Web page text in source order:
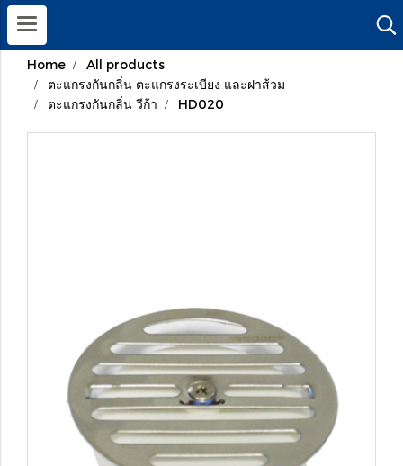
Home
All products
ตะแกรงกันกลิ่น ตะแกรงระเบียง และฝาส้วม
ตะแกรงกันกลิ่น วีก้า
HD020